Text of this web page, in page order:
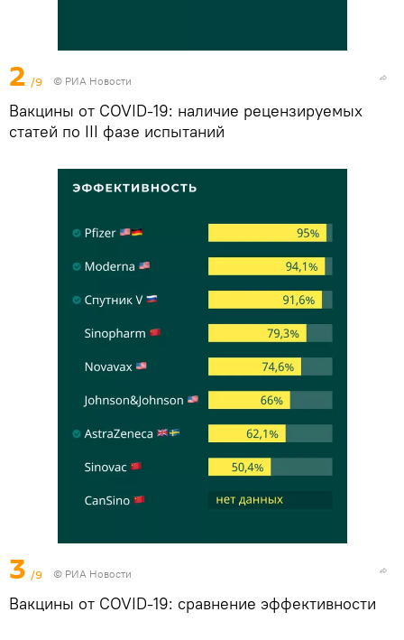
2 /9 © РИА Новости
Вакцины от COVID-19: наличие рецензируемых
статей по III фазе испытаний
3 /9 © РИА Новости
Вакцины от COVID-19: сравнение эффективности